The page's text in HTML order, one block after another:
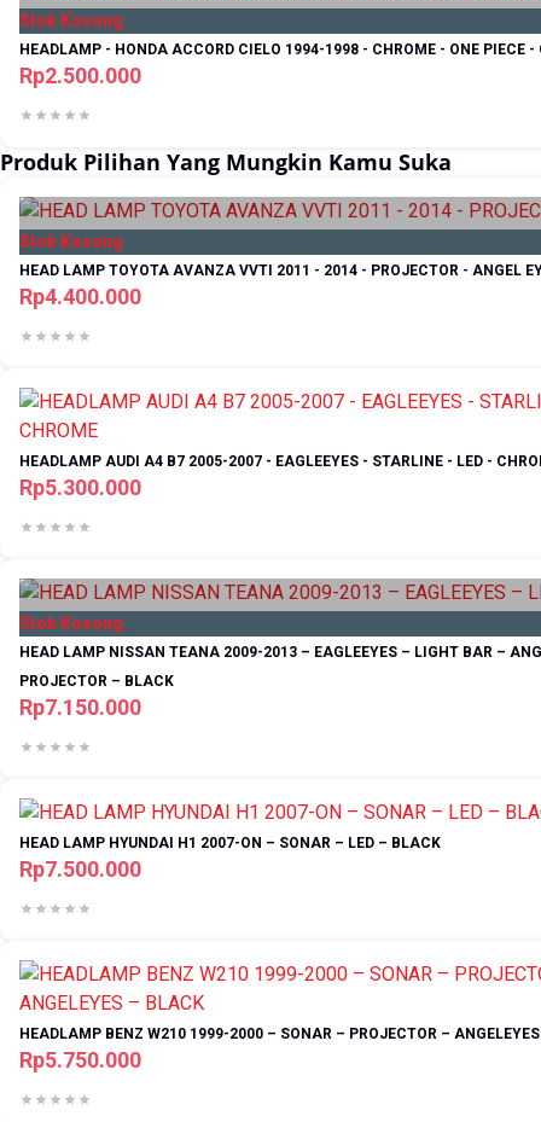
Stok Kosong
HEADLAMP - HONDA ACCORD CIELO 1994-1998 - CHROME - ONE PIECE -
Rp2.500.000
Produk Pilihan Yang Mungkin Kamu Suka
Stok Kosong
HEAD LAMP TOYOTA AVANZA VVTI 2011 - 2014 - PROJECTOR - ANGEL
Rp4.400.000
HEADLAMP AUDI A4 B7 2005-2007 - EAGLEEYES - STARLINE - LED -
Rp5.300.000
Stok Kosong
HEAD LAMP NISSAN TEANA 2009-2013 – EAGLEEYES – LIGHT BAR –
PROJECTOR – BLACK
Rp7.150.000
HEAD LAMP HYUNDAI H1 2007-ON – SONAR – LED – BLACK
Rp7.500.000
HEADLAMP BENZ W210 1999-2000 – SONAR – PROJECTOR –
Rp5.750.000